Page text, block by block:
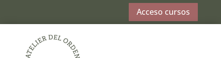
Acceso cursos